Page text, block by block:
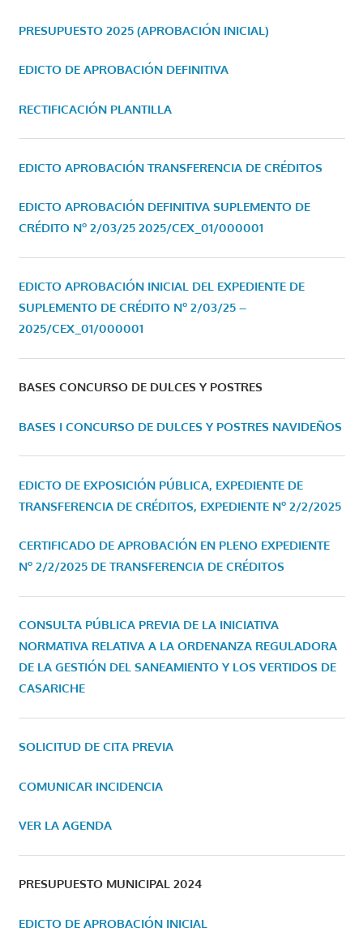
PRESUPUESTO 2025 (APROBACIÓN INICIAL)
EDICTO DE APROBACIÓN DEFINITIVA
RECTIFICACIÓN PLANTILLA
EDICTO APROBACIÓN TRANSFERENCIA DE CRÉDITOS
EDICTO APROBACIÓN DEFINITIVA SUPLEMENTO DE
CRÉDITO Nº 2/03/25 2025/CEX_01/000001
EDICTO APROBACIÓN INICIAL DEL EXPEDIENTE DE
SUPLEMENTO DE CRÉDITO Nº 2/03/25 –
2025/CEX_01/000001
BASES CONCURSO DE DULCES Y POSTRES
BASES I CONCURSO DE DULCES Y POSTRES NAVIDEÑOS
EDICTO DE EXPOSICIÓN PÚBLICA, EXPEDIENTE DE
TRANSFERENCIA DE CRÉDITOS, EXPEDIENTE Nº 2/2/2025
CERTIFICADO DE APROBACIÓN EN PLENO EXPEDIENTE
Nº 2/2/2025 DE TRANSFERENCIA DE CRÉDITOS
CONSULTA PÚBLICA PREVIA DE LA INICIATIVA
NORMATIVA RELATIVA A LA ORDENANZA REGULADORA
DE LA GESTIÓN DEL SANEAMIENTO Y LOS VERTIDOS DE
CASARICHE
SOLICITUD DE CITA PREVIA
COMUNICAR INCIDENCIA
VER LA AGENDA
PRESUPUESTO MUNICIPAL 2024
EDICTO DE APROBACIÓN INICIAL